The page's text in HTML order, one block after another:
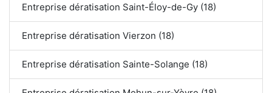
Entreprise dératisation Saint-Éloy-de-Gy (18)
Entreprise dératisation Vierzon (18)
Entreprise dératisation Sainte-Solange (18)